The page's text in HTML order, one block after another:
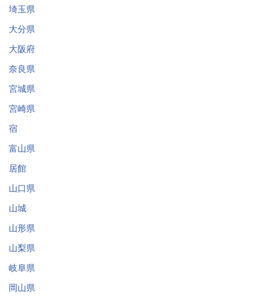
埼玉県
大分県
大阪府
奈良県
宮城県
宮崎県
宿
富山県
居館
山口県
山城
山形県
山梨県
岐阜県
岡山県